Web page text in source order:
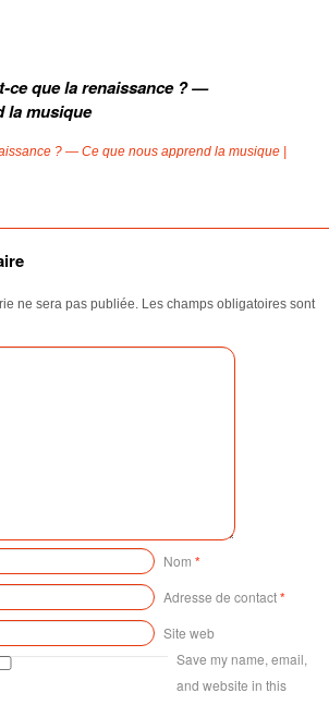
ce que la renaissance ? —
la musique
? — Ce que nous apprend la musique |
ne sera pas publiée. Les champs obligatoires sont
Nom *
Adresse de contact*
Site web
Save my name, email,
and website in this